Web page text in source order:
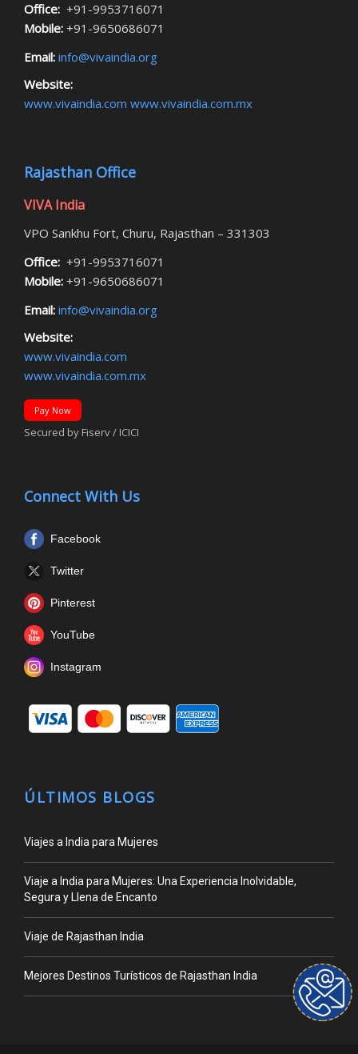
Office: +91-9953716071
Mobile: +91-9650686071
Email: info@vivaindia.org
Website:
www.vivaindia.com www.vivaindia.com.mx
Rajasthan Office
VIVA India
VPO Sankhu Fort, Churu, Rajasthan – 331303
Office: +91-9953716071
Mobile: +91-9650686071
Email: info@vivaindia.org
Website:
www.vivaindia.com
www.vivaindia.com.mx
Pay Now
Secured by Fiserv / ICICI
Connect With Us
Facebook
Twitter
Pinterest
YouTube
Instagram
ÚLTIMOS BLOGS
Viajes a India para Mujeres
Viaje a India para Mujeres: Una Experiencia Inolvidable,
Segura y Llena de Encanto
Viaje de Rajasthan India
Mejores Destinos Turísticos de Rajasthan India